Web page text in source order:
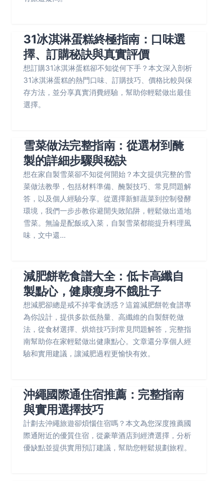
31冰淇淋蛋糕終極指南：口味選
擇、訂購秘訣與真實評價
想訂購31冰淇淋蛋糕卻不知從何下手？本文深入剖析
31冰淇淋蛋糕的熱門口味、訂購技巧、價格比較與保
存方法，並分享真實消費經驗，幫助你輕鬆做出最佳
選擇。
雪菜做法完整指南：從選材到醃
製的詳細步驟與秘訣
想在家自製雪菜卻不知從何開始？本文提供完整的雪
菜做法教學，包括材料準備、醃製技巧、常見問題解
答，以及個人經驗分享。從選擇新鮮蔬菜到控制發酵
環境，我們一步步教你避開失敗陷阱，輕鬆做出道地
雪菜。無論是配飯或入菜，自製雪菜都能提升料理風
味，文中還...
減肥餅乾食譜大全：低卡高纖自
製點心，健康瘦身不餓肚子
想減肥卻總是戒不掉零食誘惑？這篇減肥餅乾食譜專
為你設計，提供多款低熱量、高纖維的自製餅乾做
法，從食材選擇、烘焙技巧到常見問題解答，完整指
南幫助你在家輕鬆做出健康點心。文章還分享個人經
驗和實用建議，讓減肥過程更愉快有效。
沖繩國際通住宿推薦：完整指南
與實用選擇技巧
計劃去沖繩旅遊卻煩惱住宿嗎？本文為您深度推薦國
際通附近的優質住宿，從豪華酒店到經濟選擇，分析
優缺點並提供實用預訂建議，幫助您輕鬆規劃旅程。